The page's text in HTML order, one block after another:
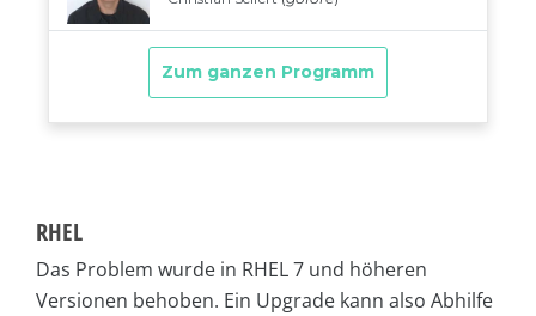
RHEL
Das Problem wurde in RHEL 7 und höheren
Versionen behoben. Ein Upgrade kann also Abhilfe